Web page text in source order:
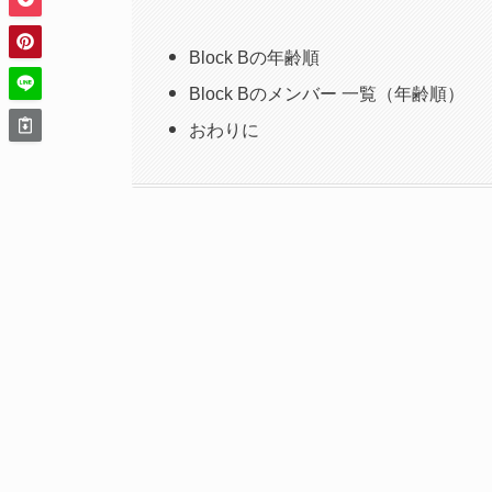
Block Bの年齢順
Block Bのメンバー 一覧（年齢順）
おわりに